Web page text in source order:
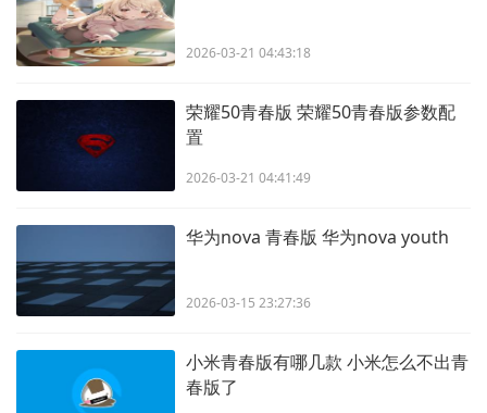
2026-03-21 04:43:18
荣耀50青春版 荣耀50青春版参数配
置
2026-03-21 04:41:49
华为nova 青春版 华为nova youth
2026-03-15 23:27:36
小米青春版有哪几款 小米怎么不出青
春版了